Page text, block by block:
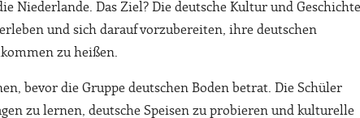
Niederlande. Das Ziel? Die deutsche Kultur und Geschichte
und sich darauf vorzubereiten, ihre deutschen
zu heißen.
bevor die Gruppe deutschen Boden betrat. Die Schüler
zu lernen, deutsche Speisen zu probieren und kulturelle